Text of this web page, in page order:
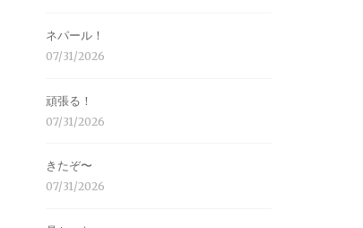
ネパール！
07/31/2026
頑張る！
07/31/2026
きたぞ〜
07/31/2026